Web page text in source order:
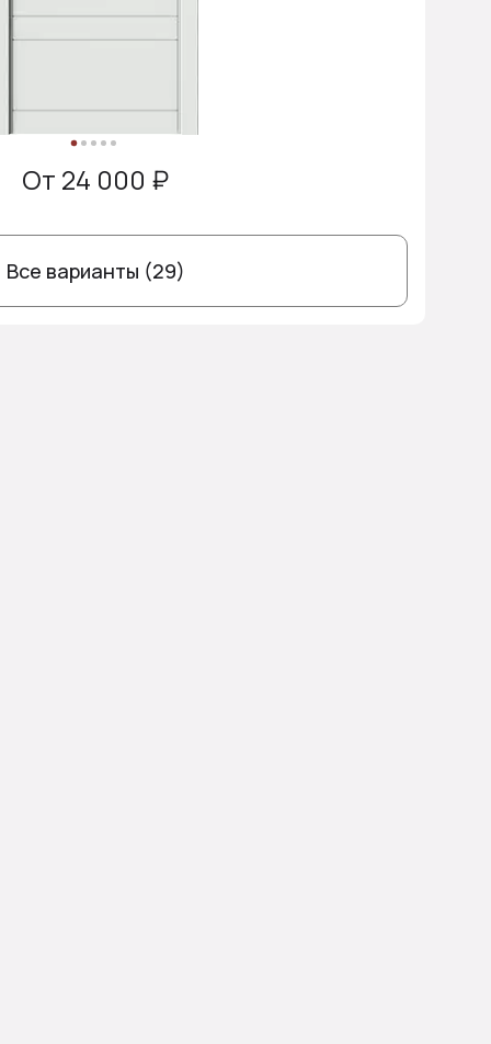
От 24 000 ₽
Все варианты (29)